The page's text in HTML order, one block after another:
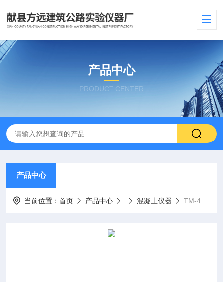
产品中心
PRODUCT CENTER
产品中心
当前位置：首页 产品中心 混凝土仪器 TM-4S型混凝土科宇道瑞式耐磨试验机，石材验机